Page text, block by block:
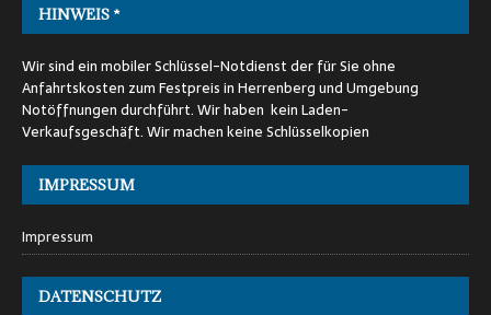
HINWEIS *
Wir sind ein mobiler Schlüssel-Notdienst der für Sie ohne
Anfahrtskosten zum Festpreis in Herrenberg und Umgebung
Notöffnungen durchführt. Wir haben kein Laden-
Verkaufsgeschäft. Wir machen keine Schlüsselkopien
IMPRESSUM
Impressum
DATENSCHUTZ